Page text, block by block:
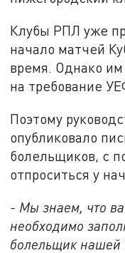
Клубы РПЛ уже
начало матчей
время. Однако им
на требование
Поэтому
опубликовало
болельщиков, с
отпроситься у
- Мы знаем, что
необходимо
болельщик нашей